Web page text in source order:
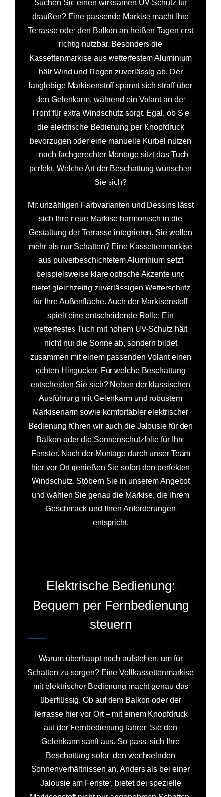
Suchen Sie einen wirksamen UV-Schutz für
draußen? Eine passende Markise macht Ihre
Terrasse oder den Balkon an heißen Tagen erst
richtig nutzbar. Besonders die
Kassettenmarkise aus wetterfestem Aluminium
hält Wind und Regen zuverlässig ab. Der
langlebige Markisenstoff spannt sich straff über
den Gelenkarm, während ein Volant an der
Front für extra Windschutz sorgt. Egal, ob Sie
die elektrische Bedienung per Knopfdruck
bevorzugen oder eine manuelle Kurbel nutzen
– nach fachgerechter Montage sitzt das Tuch
perfekt. Welche Art der Beschattung wünschen
Sie sich?
Mit unzähligen Farbvarianten und Dessins lässt
sich Ihre neue Markise harmonisch in die
Gestaltung der Terrasse integrieren. Sie wollen
mehr als nur Schatten? Eine Kassettenmarkise
aus pulverbeschichtetem Aluminium setzt
beispielsweise klare optische Akzente und
bietet gleichzeitig zuverlässigen Wetterschutz
für Ihre Außenfläche. Auch der Markisenstoff
spielt eine entscheidende Rolle: Ein
wetterfestes Tuch mit hohem UV-Schutz hält
nicht nur die Sonne ab, sondern bildet
zusammen mit einem passenden Volant einen
echten Hingucker. Für welche Beschattung
entscheiden Sie sich? Neben der klassischen
Ausführung mit Gelenkarm und robustem
Markisenarm sowie komfortabler elektrischer
Bedienung führen wir auch die Jalousie für den
Balkon oder die Sonnenschutzfolie für Ihre
Fenster. Nach der Montage durch unser Team
hier vor Ort genießen Sie sofort den perfekten
Windschutz. Stöbern Sie in unserem Angebot
und wählen Sie genau die Markise, die Ihrem
Geschmack und Ihren Anforderungen
entspricht.
Elektrische Bedienung:
Bequem per Fernbedienung
steuern
Warum überhaupt noch aufstehen, um für
Schatten zu sorgen? Eine Vollkassettenmarkise
mit elektrischer Bedienung macht genau das
überflüssig. Ob auf dem Balkon oder der
Terrasse hier vor Ort – mit einem Knopfdruck
auf der Fernbedienung fahren Sie den
Gelenkarm sanft aus. So passt sich Ihre
Beschattung sofort den wechselnden
Sonnenverhältnissen an. Anders als bei einer
Jalousie am Fenster, bietet der spezielle